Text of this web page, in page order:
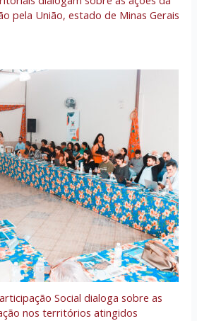
pela União, estado de Minas Gerais
Social dialoga sobre as
nos territórios atingidos